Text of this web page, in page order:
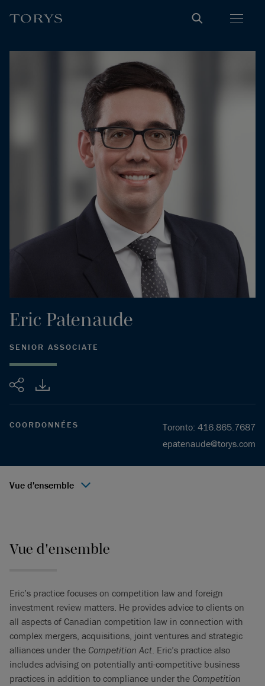
Partager
Eric Patenaude
SENIOR ASSOCIATE
COORDONNÉES Toronto: 416.865.7687
epatenaude@torys.com
Vue d'ensemble
Vue d'ensemble
Eric’s practice focuses on competition law and foreign
investment review matters. He provides advice to clients on
all aspects of Canadian competition law in connection with
complex mergers, acquisitions, joint ventures and strategic
alliances under the Competition Act. Eric’s practice also
includes advising on potentially anti-competitive business
practices in addition to compliance under the Competition